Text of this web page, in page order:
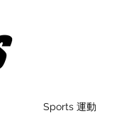
Sports 運動